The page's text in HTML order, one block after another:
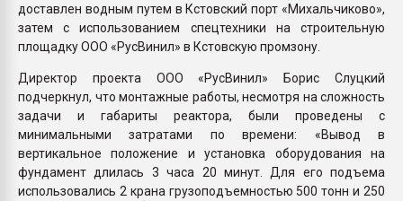
доставлен водным путем в Кстовский порт «Михальчиково»,
затем с использованием спецтехники на строительную
площадку ООО «РусВинил» в Кстовскую промзону.
Директор проекта ООО «РусВинил» Борис Слуцкий
подчеркнул, что монтажные работы, несмотря на сложность
задачи и габариты реактора, были проведены с
минимальными затратами по времени: «Вывод в
вертикальное положение и установка оборудования на
фундамент длилась 3 часа 20 минут. Для его подъема
использовались 2 крана грузоподъемностью 500 тонн и 250